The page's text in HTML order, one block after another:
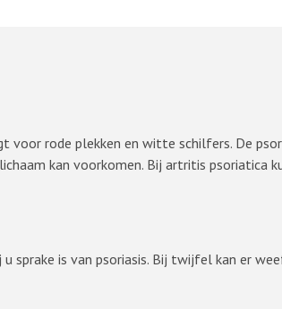
voor rode plekken en witte schilfers. De
kan voorkomen. Bij artritis psoriatica
is van psoriasis. Bij twijfel kan er